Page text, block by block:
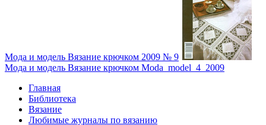
Мода и модель Вязание крючком 2009 № 9
Мода и модель Вязание крючком Moda_model_4_2009
Главная
Библиотека
Вязание
Любимые журналы по вязанию